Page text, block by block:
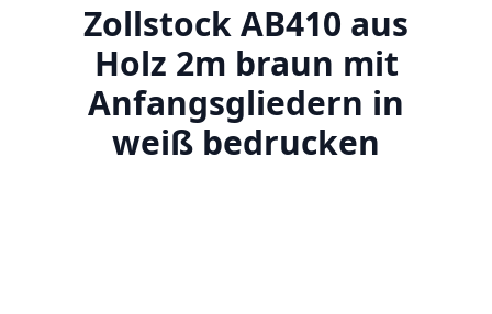
Zollstock AB410 aus
Holz 2m braun mit
Anfangsgliedern in
weiß bedrucken